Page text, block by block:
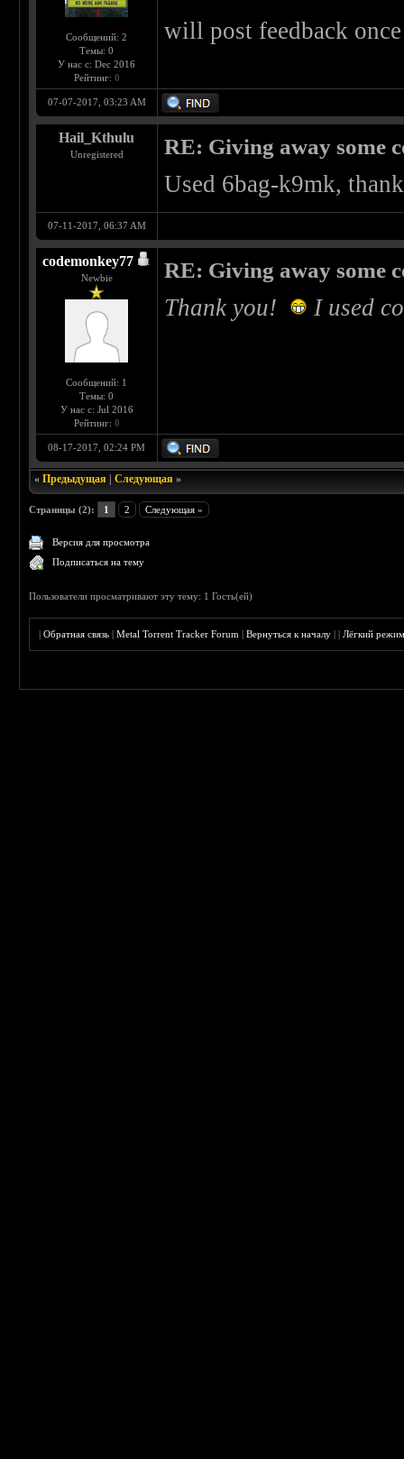
Сообщений: 2
Темы: 0
У нас с: Dec 2016
Рейтинг: 0
will post feedback
07-07-2017, 03:23 AM
Hail_Kthulu
Unregistered RE: Giving away some
Used 6bag-k9mk,
07-11-2017, 06:37 AM
codemonkey77
Newbie
Сообщений: 1
Темы: 0
У нас с: Jul 2016
Рейтинг: 0
RE: Giving away some
Thank you! I used
08-17-2017, 02:24 PM
«Предыдущая |Следующая »
Страницы (2): 1 2 Следующая »
Версия для просмотра
Подписаться на тему
Пользователи просматривают эту тему: 1 Гость(ей)
|Обратная связь |Metal Torrent Tracker Forum |Вернуться к началу ||Лёгкий